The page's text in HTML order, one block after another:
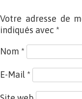
Votre adresse de
indiqués avec *
Nom *
E-Mail *